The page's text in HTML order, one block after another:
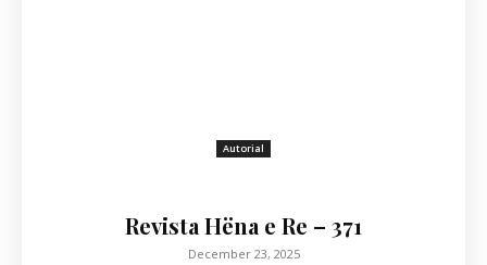
Autorial
Revista Hëna e Re – 371
December 23, 2025